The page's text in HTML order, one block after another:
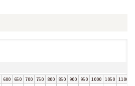
600 650 700 750 800 850 900 950 1000 1050 1100